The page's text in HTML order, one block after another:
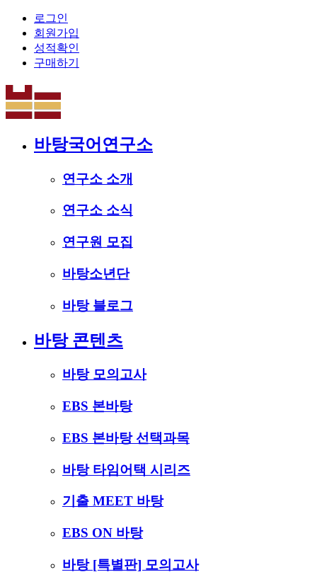
로그인
회원가입
성적확인
구매하기
바탕국어연구소
연구소 소개
연구소 소식
연구원 모집
바탕소년단
바탕 블로그
바탕 콘텐츠
바탕 모의고사
EBS 본바탕
EBS 본바탕 선택과목
바탕 타임어택 시리즈
기출 MEET 바탕
EBS ON 바탕
바탕 [특별판] 모의고사